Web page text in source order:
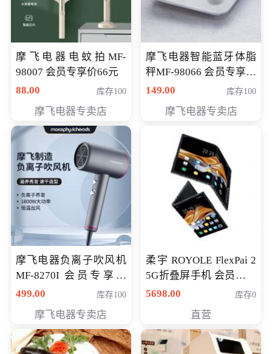
摩飞电器电蚊拍MF-
98007 会员专享价66元
88.00
库存100
摩飞电器专卖店
摩飞电器智能蓝牙体脂
秤MF-98066 会员专享价
98元
149.00 库存100
摩飞电器专卖店
摩飞电器负离子吹风机
MF-8270I 会员专享价
369元
499.00 库存100
摩飞电器专卖店
柔宇 ROYOLE FlexPai 2
5G折叠屏手机 会员专享
购买价格 4998元
5698.00 库存0
直营